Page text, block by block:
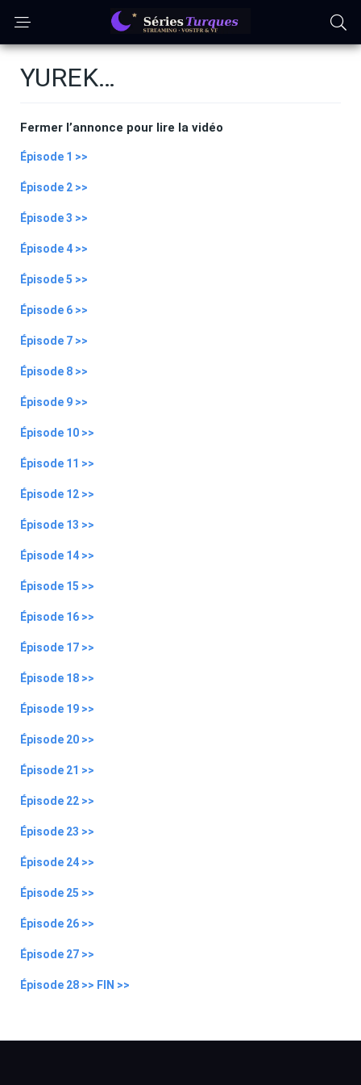
YUREK…
Fermer l’annonce pour lire la vidéo
Épisode 1 >>
Épisode 2 >>
Épisode 3 >>
Épisode 4 >>
Épisode 5 >>
Épisode 6 >>
Épisode 7 >>
Épisode 8 >>
Épisode 9 >>
Épisode 10 >>
Épisode 11 >>
Épisode 12 >>
Épisode 13 >>
Épisode 14 >>
Épisode 15 >>
Épisode 16 >>
Épisode 17 >>
Épisode 18 >>
Épisode 19 >>
Épisode 20 >>
Épisode 21 >>
Épisode 22 >>
Épisode 23 >>
Épisode 24 >>
Épisode 25 >>
Épisode 26 >>
Épisode 27 >>
Épisode 28 >> FIN >>